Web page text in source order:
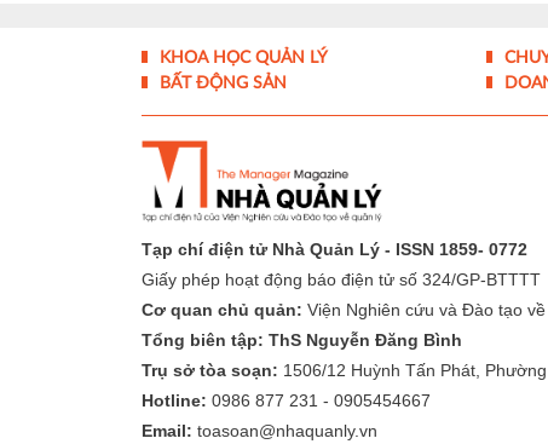
KHOA HỌC QUẢN LÝ
BẤT ĐỘNG SẢN
Tạp chí điện tử Nhà Quản Lý - ISSN 1859- 0772
Giấy phép hoạt động báo điện tử số 324/GP-
Cơ quan chủ quản: Viện Nghiên cứu và Đào tạo
Tổng biên tập: ThS Nguyễn Đăng Bình
Trụ sở tòa soạn: 1506/12 Huỳnh Tấn Phát,
Hotline: 0986 877 231 - 0905454667
Email: toasoan@nhaquanly.vn